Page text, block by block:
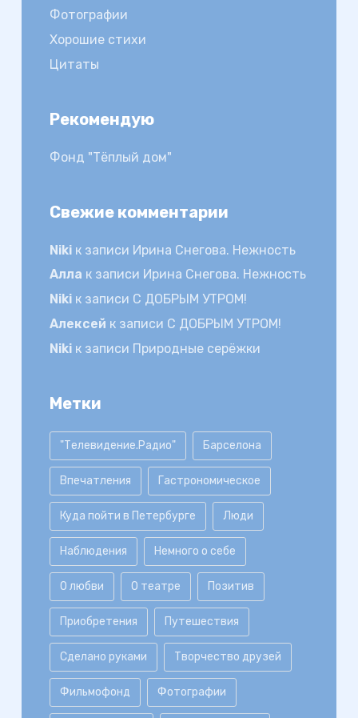
Фотографии
Хорошие стихи
Цитаты
Рекомендую
Фонд "Тёплый дом"
Свежие комментарии
Nikiк записи Ирина Снегова. Нежность
Алла к записи Ирина Снегова. Нежность
Nikiк записи С ДОБРЫМ УТРОМ!
Алексей к записи С ДОБРЫМ УТРОМ!
Nikiк записи Природные серёжки
Метки
"Телевидение.Радио" Барселона
Впечатления Гастрономическое
Куда пойти в Петербурге Люди
Наблюдения Немного о себе
О любви О театре Позитив
Приобретения Путешествия
Сделано руками Творчество друзей
Фильмофонд Фотографии